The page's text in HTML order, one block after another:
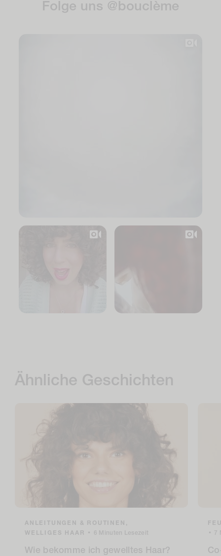
Folge uns @bouclème
Ähnliche Geschichten
ANLEITUNGEN & ROUTINEN,
WELLIGES HAAR
• 6 Minuten Lesezeit
Wie bekomme ich gewelltes Haar?
• 7